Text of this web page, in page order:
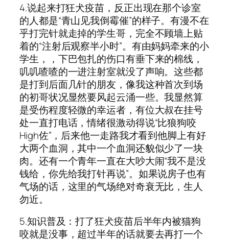
4.说起来打狂犬疫苗，反正出现在那个诊室
的人都是“青山见我倒霉催”的样子。有漫不在
乎打完针就走掉的学生哥，完全不顾墙上贴
着的“注射后观察半小时”。有由妈妈牵来的小
学生，，下巴包扎的伤口有垂下来的棉线，
叽叽喳喳的一进注射室就没了声响。这些都
是打到后面几针的朋友，像我这种首次到场
的初哥状况显然要风起云涌一些。我显然算
是受伤程度轻微的幸运者，有位大叔在挂号
处一直打电话，情绪很激动得说“比狼狗咬
High佐”，后来他一走路我才看到他脚上有好
大两个血洞，其中一个血洞还貌似少了一块
肉。还有一个青年一直在大吵大闹“我不是没
钱给，你先给我打针再说”。如果说房子也有
气场的话，这里的气场绝对奇衰无比，生人
勿近。
5.知识普及：打了狂犬疫苗后半年内被猫狗
咬就是没事，超过半年的话就要去再打一个